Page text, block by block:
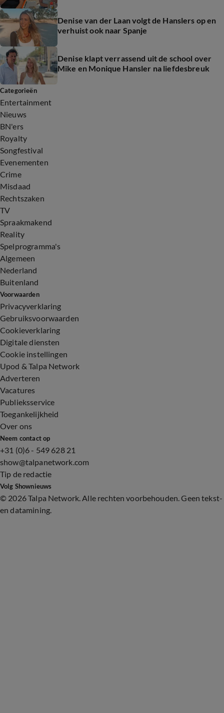
Denise van der Laan volgt de Hanslers op en
verhuist ook naar Spanje
Denise klapt verrassend uit de school over
Mike en Monique Hansler na liefdesbreuk
Categorieën
Entertainment
Nieuws
BN'ers
Royalty
Songfestival
Evenementen
Crime
Misdaad
Rechtszaken
TV
Spraakmakend
Reality
Spelprogramma's
Algemeen
Nederland
Buitenland
Voorwaarden
Privacyverklaring
Gebruiksvoorwaarden
Cookieverklaring
Digitale diensten
Cookie instellingen
Upod & Talpa Network
Adverteren
Vacatures
Publieksservice
Toegankelijkheid
Over ons
Neem contact op
+31 (0)6 - 549 628 21
show@talpanetwork.com
Tip de redactie
Volg Shownieuws
© 2026 Talpa Network. Alle rechten voorbehouden. Geen tekst-
en datamining.